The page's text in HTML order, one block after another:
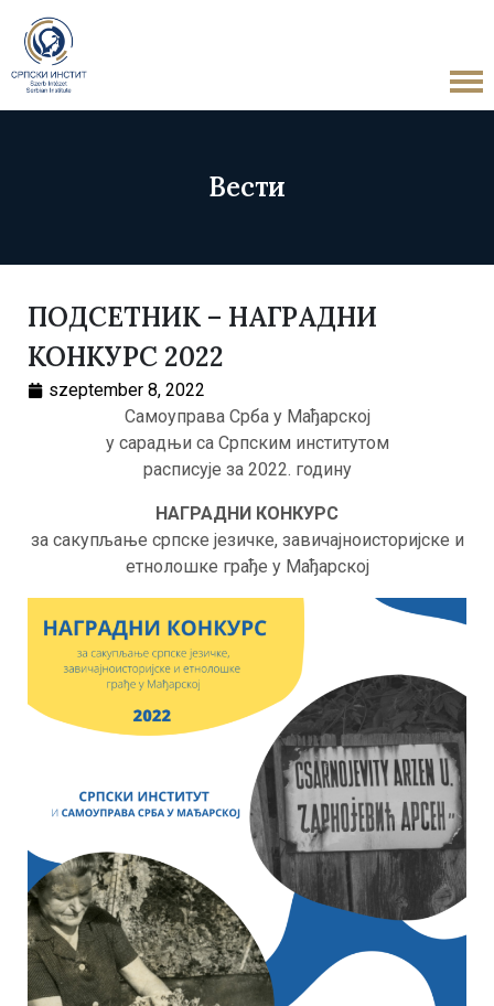
Вести
ПОДСЕТНИК – НАГРАДНИ
КОНКУРС 2022
szeptember 8, 2022
Самоуправа Срба у Мађарској
у сарадњи са Српским институтом
расписује за 2022. годину
НАГРАДНИ КОНКУРС
за сакупљање српске језичке, завичајноисторијске и
етнолошке грађе у Мађарској